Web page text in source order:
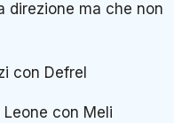
direzione ma che non
con Defrel
con Meli